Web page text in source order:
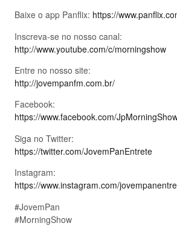
Baixe o app Panflix: https://
Inscreva-se no nosso canal:
http://www.youtube.com/c/morningshow
Entre no nosso site:
http://jovempanfm.com.br/
Facebook:
https://www.facebook.com/
Siga no Twitter:
https://twitter.com/JovemPanEntrete
Instagram:
https://www.instagram.com/
#JovemPan
#MorningShow